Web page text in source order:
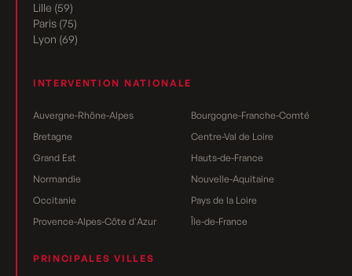
Lille (59)
Paris (75)
Lyon (69)
INTERVENTION NATIONALE
Auvergne-Rhône-Alpes
Bourgogne-Franche-Comté
Bretagne
Centre-Val de Loire
Grand Est
Hauts-de-France
Normandie
Nouvelle-Aquitaine
Occitanie
Pays de la Loire
Provence-Alpes-Côte d'Azur
Île-de-France
PRINCIPALES VILLES